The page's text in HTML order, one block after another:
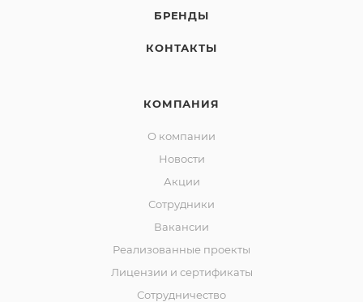
БРЕНДЫ
КОНТАКТЫ
КОМПАНИЯ
О компании
Новости
Акции
Сотрудники
Вакансии
Реализованные проекты
Лицензии и сертификаты
Сотрудничество